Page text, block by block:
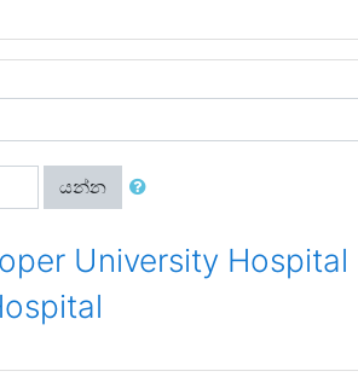
යන්න
University Hospital